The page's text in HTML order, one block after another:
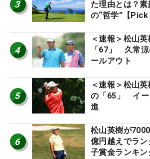
3
た理由とは？
の“哲学”【Pick
4
＜速報＞松山
「67」 久常
ールアウト
5
＜速報＞松山
の「65」 イー
進
6
松山英樹が
億円越えでラ
子賞金ランキン